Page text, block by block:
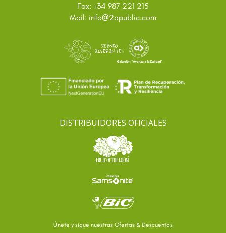
Fax: +34 987 221 215
Mail: info@2apublic.com
DISTRIBUIDORES OFICIALES
Únete y sigue nuestras Ofertas & Descuentos